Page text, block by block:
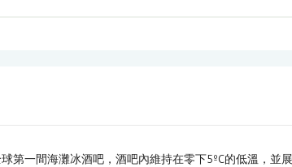
第一間海灘冰酒吧，酒吧內維持在零下5ºC的低溫，並